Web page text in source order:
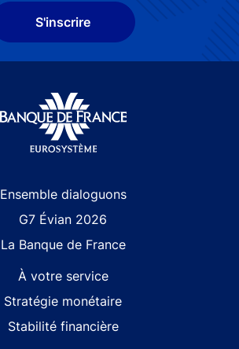
S'inscrire
Ensemble dialoguons
G7 Évian 2026
La Banque de France
À votre service
Stratégie monétaire
Stabilité financière